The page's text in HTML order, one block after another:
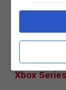
di più le
Xbox